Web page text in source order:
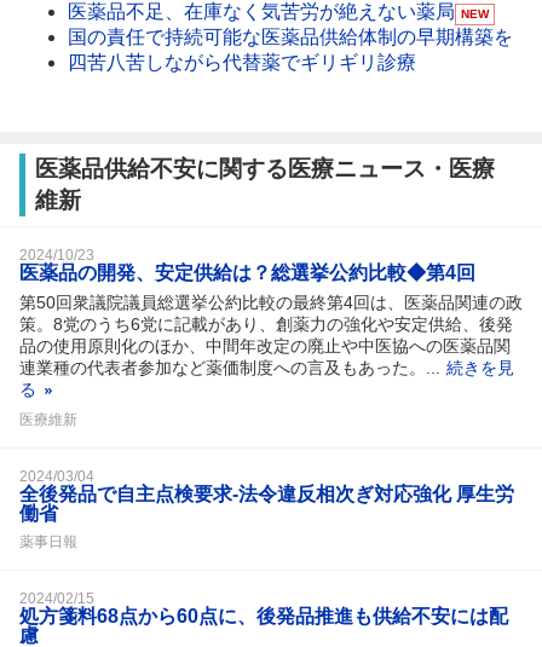
医薬品不足、在庫なく気苦労が絶えない薬局 NEW
国の責任で持続可能な医薬品供給体制の早期構築を
四苦八苦しながら代替薬でギリギリ診療
医薬品供給不安に関する医療ニュース・医療
維新
2024/10/23
医薬品の開発、安定供給は？総選挙公約比較◆第4回
第50回衆議院議員総選挙公約比較の最終第4回は、医薬品関連の政
策。8党のうち6党に記載があり、創薬力の強化や安定供給、後発
品の使用原則化のほか、中間年改定の廃止や中医協への医薬品関
連業種の代表者参加など薬価制度への言及もあった。...
続きを見
る
医療維新
2024/03/04
全後発品で自主点検要求‐法令違反相次ぎ対応強化 厚生労
働省
薬事日報
2024/02/15
処方箋料68点から60点に、後発品推進も供給不安には配
慮